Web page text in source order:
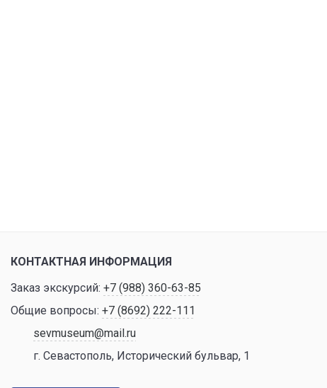
КОНТАКТНАЯ ИНФОРМАЦИЯ
Заказ экскурсий: +7 (988) 360-63-85
Общие вопросы: +7 (8692) 222-111
sevmuseum@mail.ru
г. Севастополь, Исторический бульвар, 1